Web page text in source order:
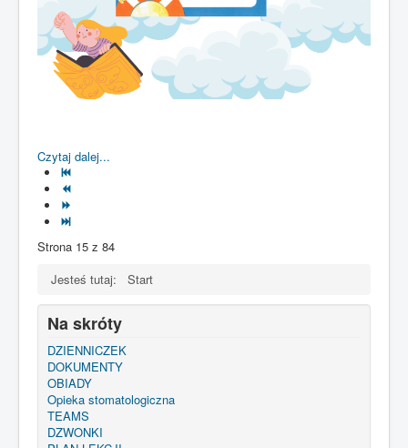
Czytaj dalej...
Strona 15 z 84
Jesteś tutaj:
Start
Na skróty
DZIENNICZEK
DOKUMENTY
OBIADY
Opieka stomatologiczna
TEAMS
DZWONKI